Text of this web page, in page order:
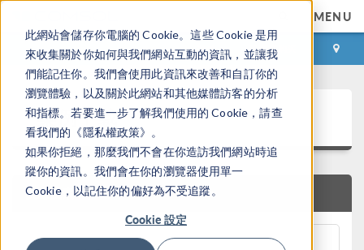
此網站會儲存你電腦的 Cookie。這些 Cookie 是用
來收集關於你如何與我們網站互動的資訊，並讓我
們能記住你。我們會使用此資訊來改善和自訂你的
瀏覽體驗，以及關於此網站和其他媒體訪客的分析
和指標。若要進一步了解我們使用的 Cookie，請查
看我們的《隱私權政策》。
如果你拒絕，那麼我們不會在你造訪我們網站時追
蹤你的資訊。我們會在你的瀏覽器使用單一
Cookie，以記住你的偏好為不受追蹤。
Cookie 設定
MENU
登录 咨询与购买
案例下载
快速搜索